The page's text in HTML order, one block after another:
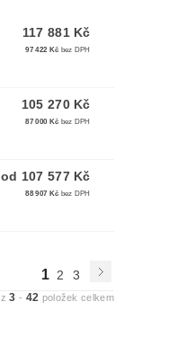
117 881 Kč
97 422 Kč bez DPH
105 270 Kč
87 000 Kč bez DPH
od 107 577 Kč
88 907 Kč bez DPH
1 2 3
z3 - 42 položek celkem